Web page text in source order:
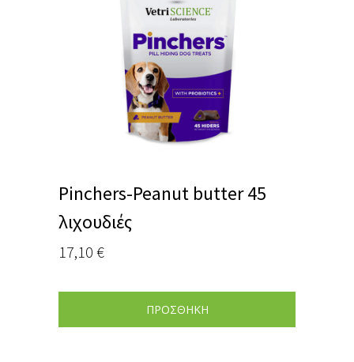
Pinchers-Peanut butter 45
λιχουδιές
17,10 €
ΠΡΟΣΘΗΚΗ